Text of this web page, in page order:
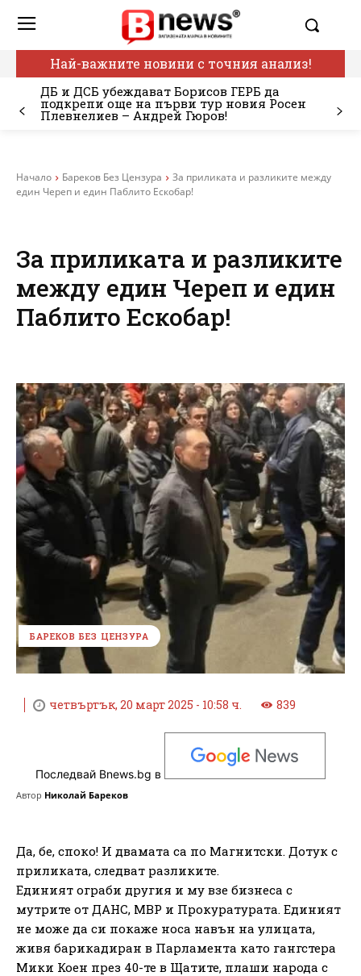
Най-важните новини с точния анализ!
ДБ и ДСБ убеждават Борисов ГЕРБ да
подкрепи още на първи тур новия Росен
Плевнелиев – Андрей Гюров!
Начало Бареков Без Цензура
За приликата и разликите между
един Череп и един Паблито Ескобар!
За приликата и разликите
между един Череп и един
Паблито Ескобар!
БАРЕКОВ БЕЗ ЦЕНЗУРА
четвъртък, 20 март 2025 - 10:58 ч. 839
Последвай Bnews.bg в
Автор Николай Бареков
Да, бе, споко! И двамата са по Магнитски. Дотук с
приликата, следват разликите.
Единият ограби другия и му взе бизнеса с
мутрите от ДАНС, МВР и Прокуратурата. Единият
не може да си покаже носа навън на улицата,
живя барикадиран в Парламента като гангстера
Мики Коен през 40-те в Щатите, плаши народа с